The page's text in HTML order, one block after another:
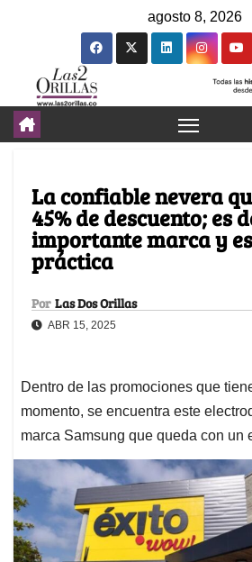
agosto 8, 2026
La confiable nevera
45% de descuento; es
importante marca y
práctica
Por Las Dos Orillas
ABR 15, 2025
Dentro de las promociones que
momento, se encuentra este
marca Samsung que queda con un